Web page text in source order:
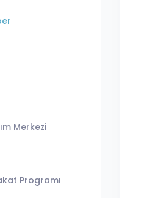
Merkezi
Programı